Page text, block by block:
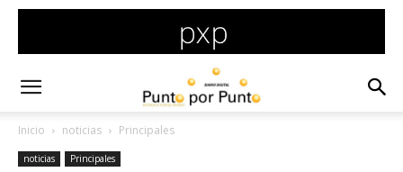
Inicio noticias Principales
noticias Principales